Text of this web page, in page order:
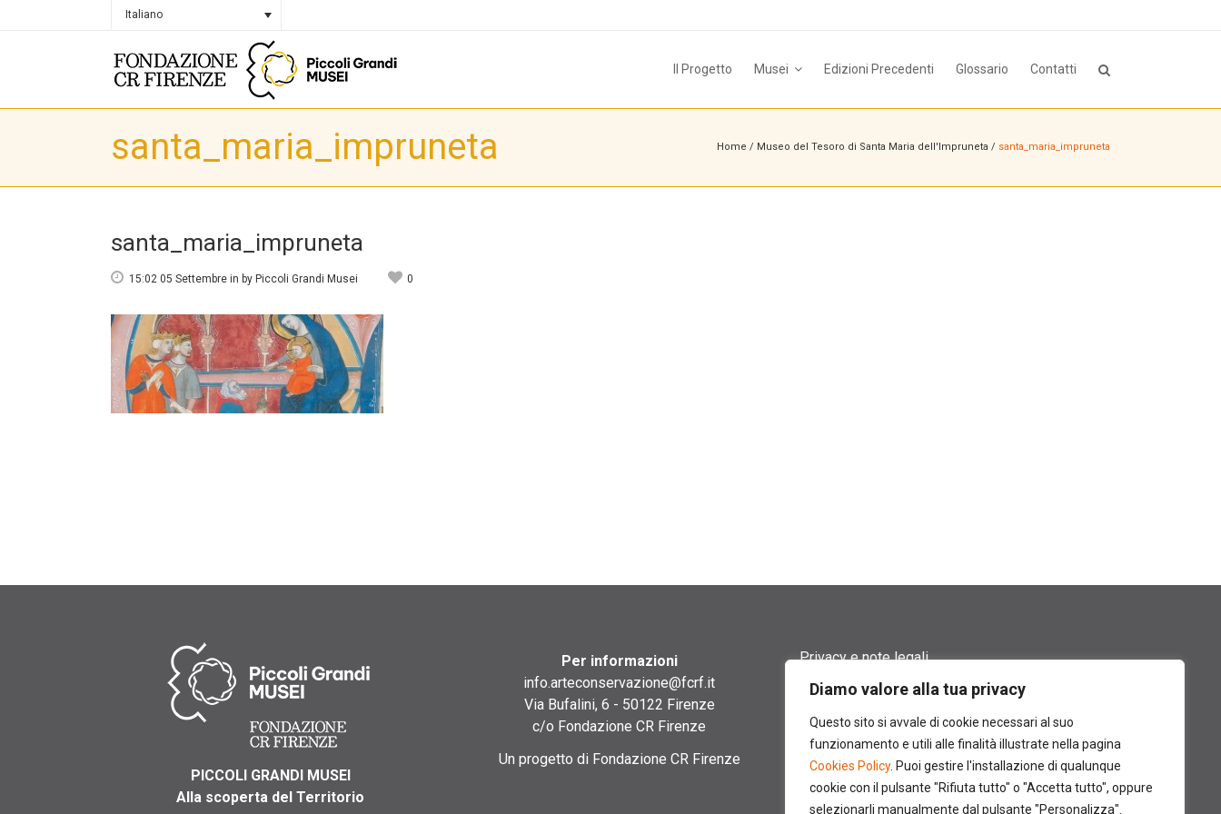
Diamo valore alla tua privacy
Questo sito si avvale di cookie necessari al suo
funzionamento e utili alle finalità illustrate nella pagina
Cookies Policy. Puoi gestire l'installazione di qualunque
cookie con il pulsante "Rifiuta tutto" o "Accetta tutto", oppure
selezionarli manualmente dal pulsante "Personalizza".
Italiano
Il Progetto Musei Edizioni Precedenti Glossario Contatti
santa_maria_impruneta Home / Museo del Tesoro di Santa Maria dell'Impruneta / santa_maria_impruneta
santa_maria_impruneta
15:02 05 Settembre in by Piccoli Grandi Musei 0
PICCOLI GRANDI MUSEI
Alla scoperta del Territorio
Per informazioni
info.arteconservazione@fcrf.it
Via Bufalini, 6 - 50122 Firenze
c/o Fondazione CR Firenze
Un progetto di Fondazione CR Firenze
Privacy e note legali
Termini di utilizzo
Cookie policy
Contatti